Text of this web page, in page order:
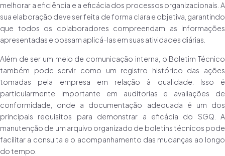
melhorar a eficiência e a eficácia dos processos organizacionais. A
sua elaboração deve ser feita de forma clara e objetiva, garantindo
que todos os colaboradores compreendam as informações
apresentadas e possam aplicá-las em suas atividades diárias.
Além de ser um meio de comunicação interna, o Boletim Técnico
também pode servir como um registro histórico das ações
tomadas pela empresa em relação à qualidade. Isso é
particularmente importante em auditorias e avaliações de
conformidade, onde a documentação adequada é um dos
principais requisitos para demonstrar a eficácia do SGQ. A
manutenção de um arquivo organizado de boletins técnicos pode
facilitar a consulta e o acompanhamento das mudanças ao longo
do tempo.